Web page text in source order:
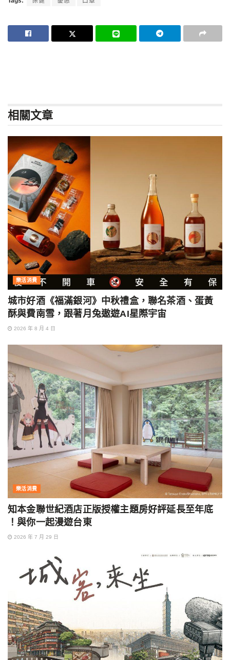
相關文章
樂活消費
城市好酒《福滿銀河》中秋禮盒，聯名茶酒、蛋黃
酥與費南雪，跟著月兔遨遊AI星際宇宙
2026 年 8 月 4 日
樂活消費
知本金聯世紀酒店正版授權主題房好評延長至年底
！與你一起漫遊台東
2026 年 7 月 29 日